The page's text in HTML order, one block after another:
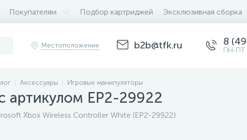
Покупателям Подбор картриджей Эксклюзивная сборка
Местоположение b2b@tfk.ru 8
ПН-ПТ
Аксессуары Игровые манипуляторы
артикулом EP2-29922
Xbox Wireless Controller White (EP2-29922)